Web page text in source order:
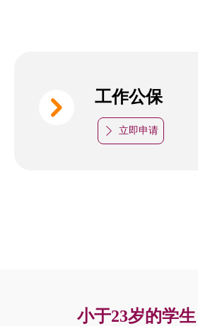
낑 工作公保
ꄲ 立即申请
小于23岁的学生